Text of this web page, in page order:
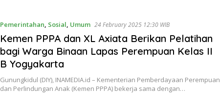
Pemerintahan Sosial Umum 24 February 2025 12:30 WIB
Kemen PPPA dan XL Axiata Berikan Pelatihan
bagi Warga Binaan Lapas Perempuan Kelas II
B Yogyakarta
Gunungkidul (DIY), INAMEDIA.id – Kementerian Pemberdayaan Perempuan
dan Perlindungan Anak (Kemen PPPA) bekerja sama dengan…